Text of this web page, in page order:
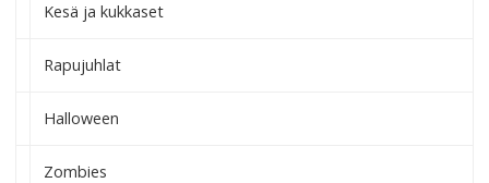
Kesä ja kukkaset
Rapujuhlat
Halloween
Zombies